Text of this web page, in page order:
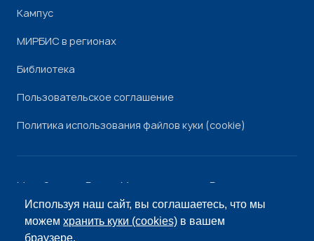
Используя наш сайт, вы соглашаетесь, что мы
можемхранить куки (cookies) в вашем
браузере.
Кампус
МИРБИС в регионах
Библиотека
Пользовательское соглашение
Политика использования файлов куки (cookie)
Минобрнауки России Минпросвещения России
РоскомнадзорРособрнадзор
© «МИРБИС», 2026